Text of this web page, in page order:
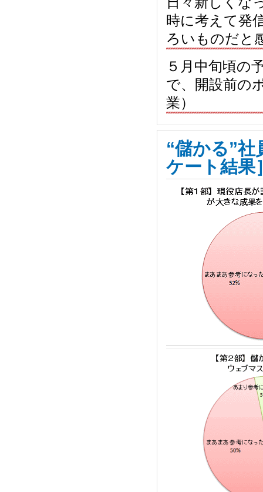
時に考えて発
ろいものだと
５月中旬頃の
で、開設前の
業）
“儲かる”
ケート結果